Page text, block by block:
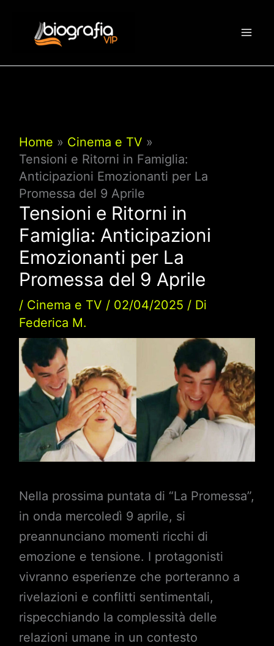
contenuto
Home
Cinema e TV
Tensioni e Ritorni in Famiglia:
Anticipazioni Emozionanti per La
Promessa del 9 Aprile
Tensioni e Ritorni in
Famiglia: Anticipazioni
Emozionanti per La
Promessa del 9 Aprile
/ Cinema e TV / 02/04/2025 / Di
Federica M.
Nella prossima puntata di “La Promessa”,
in onda mercoledì 9 aprile, si
preannunciano momenti ricchi di
emozione e tensione. I protagonisti
vivranno esperienze che porteranno a
rivelazioni e conflitti sentimentali,
rispecchiando la complessità delle
relazioni umane in un contesto